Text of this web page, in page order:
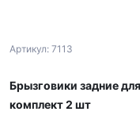
Артикул: 7113
Брызговики задние
комплект 2 шт